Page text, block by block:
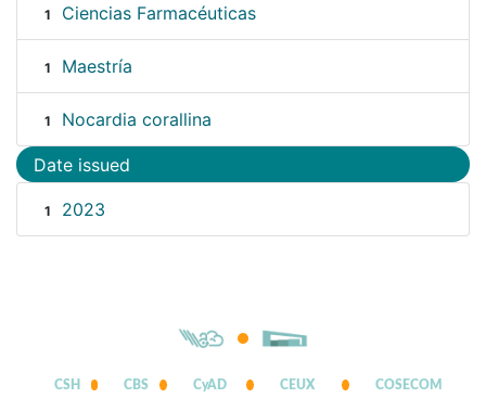
1 Ciencias Farmacéuticas
1 Maestría
1 Nocardia corallina
Date issued
1 2023
CSH CBS CyAD CEUX COSECOM